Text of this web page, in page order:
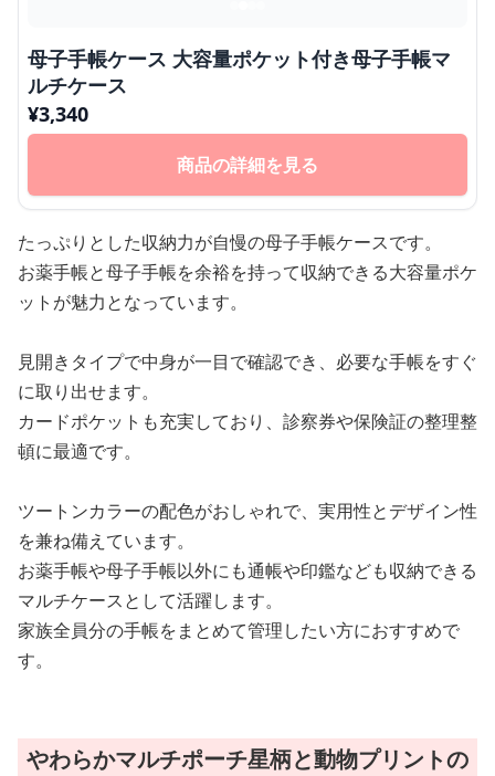
母子手帳ケース 大容量ポケット付き母子手帳マ
ルチケース
¥3,340
商品の詳細を見る
たっぷりとした収納力が自慢の母子手帳ケースです。
お薬手帳と母子手帳を余裕を持って収納できる大容量ポケ
ットが魅力となっています。
見開きタイプで中身が一目で確認でき、必要な手帳をすぐ
に取り出せます。
カードポケットも充実しており、診察券や保険証の整理整
頓に最適です。
ツートンカラーの配色がおしゃれで、実用性とデザイン性
を兼ね備えています。
お薬手帳や母子手帳以外にも通帳や印鑑なども収納できる
マルチケースとして活躍します。
家族全員分の手帳をまとめて管理したい方におすすめで
す。
やわらかマルチポーチ星柄と動物プリントの